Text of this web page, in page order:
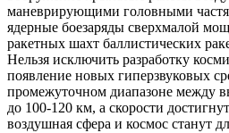
маневрирующими головными
ядерные боезаряды сверхмалой
ракетных шахт баллистических
Нельзя исключить разработку
появление новых гиперзвуковых
промежуточном диапазоне между
до 100-120 км, а скорости
воздушная сфера и космос станут